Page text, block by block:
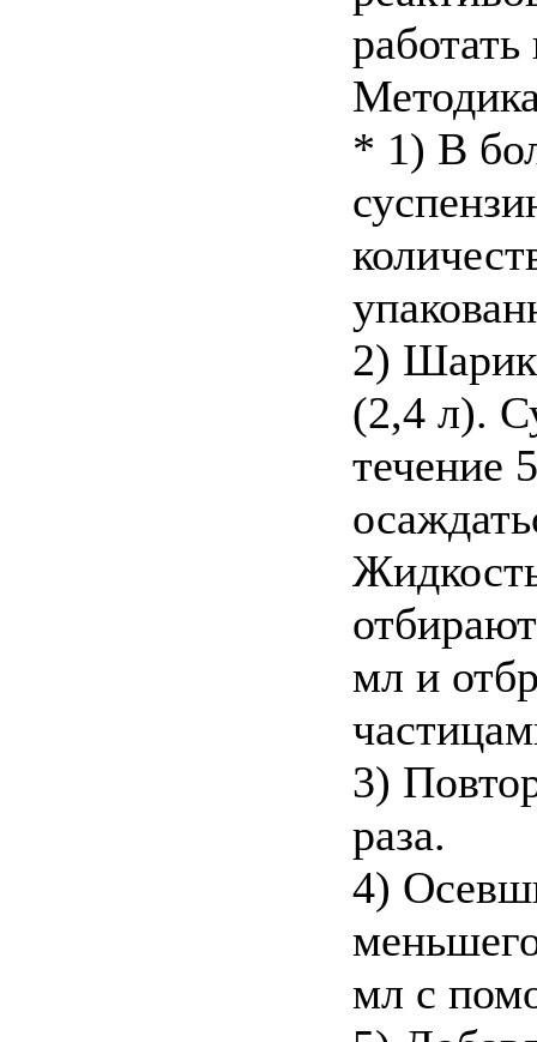
* 1) В
2)
(2,4 л).
течение
мл и
3)
раза.
4)
мл с